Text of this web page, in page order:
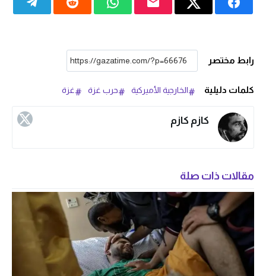
رابط مختصر
كلمات دليلية الخارجية الأميركية حرب غزة غزة
كازم كازم
مقالات ذات صلة